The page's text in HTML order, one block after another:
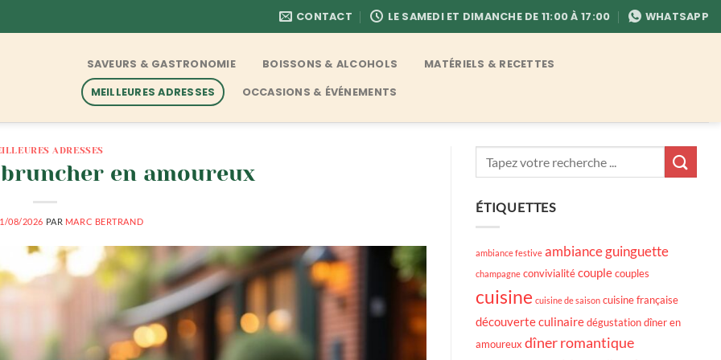
CONTACT LE SAMEDI ET DIMANCHE DE 11:00 À 17:00 WHATSAPP
SAVEURS & GASTRONOMIE BOISSONS & ALCOHOLS MATÉRIELS & RECETTES
MEILLEURES ADRESSES OCCASIONS & ÉVÉNEMENTS
ADRESSES
en amoureux
08/2026 PAR MARC BERTRAND
ÉTIQUETTES
ambiance festive ambiance guinguette
champagne convivialitécouplecouples
cuisine cuisine de saison cuisine française
découverte culinairedégustationdîner en
amoureux dîner romantique